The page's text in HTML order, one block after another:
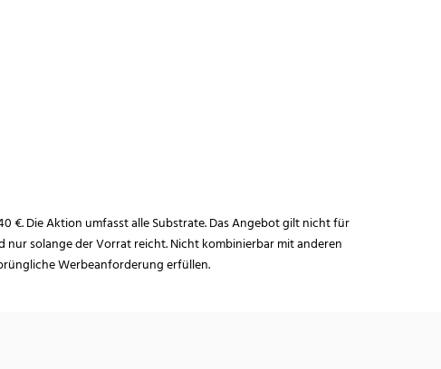
€. Die Aktion umfasst alle Substrate. Das Angebot gilt nicht für
nur solange der Vorrat reicht. Nicht kombinierbar mit anderen
Werbeanforderung erfüllen.